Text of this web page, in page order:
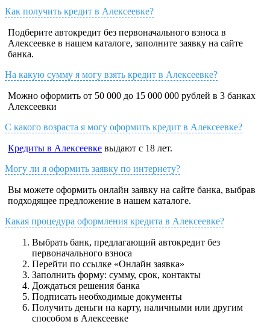
Как получить кредит в Алексеевке?
Подберите автокредит без первоначального взноса в
Алексеевке в нашем каталоге, заполните заявку на сайте
банка.
На какую сумму я могу взять кредит в Алексеевке?
Можно оформить от 50 000 до 15 000 000 рублей в 3 банках
Алексеевки
С какого возраста я могу оформить кредит в Алексеевке?
Кредиты в Алексеевке выдают с 18 лет.
Могу ли я оформить заявку по интернету?
Вы можете оформить онлайн заявку на сайте банка, выбрав
подходящее предложение в нашем каталоге.
Какая процедура оформления кредита в Алексеевке?
Выбрать банк, предлагающий автокредит без
первоначального взноса
Перейти по ссылке «Онлайн заявка»
Заполнить форму: сумму, срок, контакты
Дождаться решения банка
Подписать необходимые документы
Получить деньги на карту, наличными или другим
способом в Алексеевке